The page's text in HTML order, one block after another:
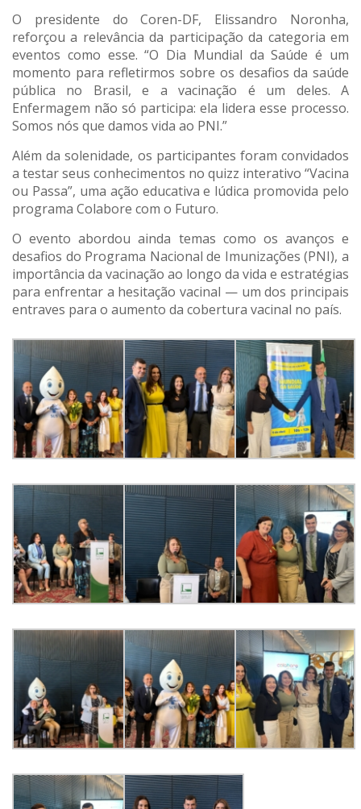
O presidente do Coren-DF, Elissandro Noronha,
reforçou a relevância da participação da categoria em
eventos como esse. “O Dia Mundial da Saúde é um
momento para refletirmos sobre os desafios da saúde
pública no Brasil, e a vacinação é um deles. A
Enfermagem não só participa: ela lidera esse processo.
Somos nós que damos vida ao PNI.”
Além da solenidade, os participantes foram convidados
a testar seus conhecimentos no quizz interativo “Vacina
ou Passa”, uma ação educativa e lúdica promovida pelo
programa Colabore com o Futuro.
O evento abordou ainda temas como os avanços e
desafios do Programa Nacional de Imunizações (PNI), a
importância da vacinação ao longo da vida e estratégias
para enfrentar a hesitação vacinal — um dos principais
entraves para o aumento da cobertura vacinal no país.